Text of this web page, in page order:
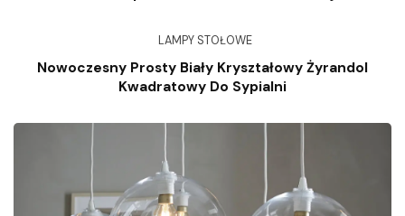
LAMPY STOŁOWE
Nowoczesny Prosty Biały Kryształowy Żyrandol
Kwadratowy Do Sypialni